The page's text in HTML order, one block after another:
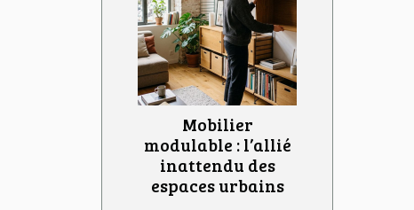
Mobilier
modulable : l’allié
inattendu des
espaces urbains